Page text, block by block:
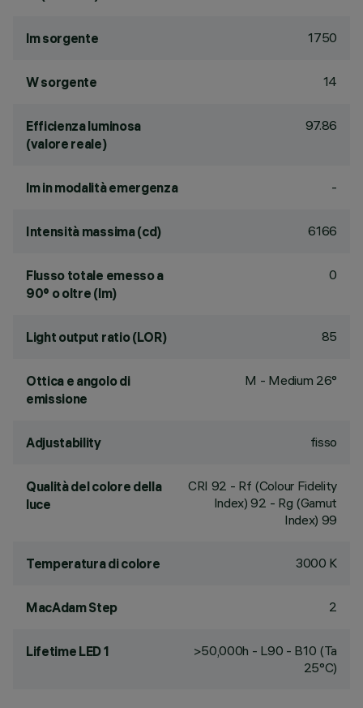
lm sorgente 1750
W sorgente 14
Efficienza luminosa
(valore reale)
97.86
lm in modalità emergenza -
Intensità massima (cd) 6166
Flusso totale emesso a
90° o oltre (lm)
0
Light output ratio (LOR) 85
Ottica e angolo di
emissione
M - Medium 26°
Adjustability fisso
Qualità del colore della
luce
CRI 92 - Rf (Colour Fidelity
Index) 92 - Rg (Gamut
Index) 99
Temperatura di colore 3000 K
MacAdam Step 2
Lifetime LED 1
>50,000h - L90 - B10 (Ta
25°C)